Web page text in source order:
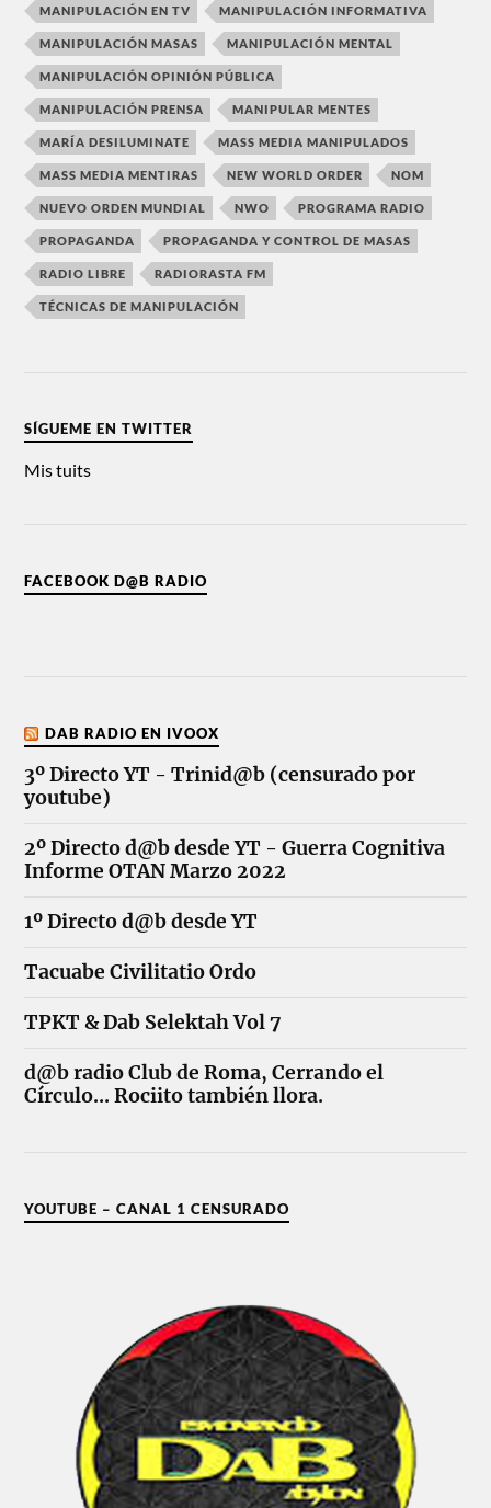
MANIPULACIÓN EN TV MANIPULACIÓN INFORMATIVA
MANIPULACIÓN MASAS MANIPULACIÓN MENTAL
MANIPULACIÓN OPINIÓN PÚBLICA
MANIPULACIÓN PRENSA MANIPULAR MENTES
MARÍA DESILUMINATE MASS MEDIA MANIPULADOS
MASS MEDIA MENTIRAS NEW WORLD ORDER NOM
NUEVO ORDEN MUNDIAL NWO PROGRAMA RADIO
PROPAGANDA PROPAGANDA Y CONTROL DE MASAS
RADIO LIBRE RADIORASTA FM
TÉCNICAS DE MANIPULACIÓN
SÍGUEME EN TWITTER
Mis tuits
FACEBOOK D@B RADIO
DAB RADIO EN IVOOX
3º Directo YT - Trinid@b (censurado por
youtube)
2º Directo d@b desde YT - Guerra Cognitiva
Informe OTAN Marzo 2022
1º Directo d@b desde YT
Tacuabe Civilitatio Ordo
TPKT & Dab Selektah Vol 7
d@b radio Club de Roma, Cerrando el
Círculo... Rociito también llora.
YOUTUBE – CANAL 1 CENSURADO